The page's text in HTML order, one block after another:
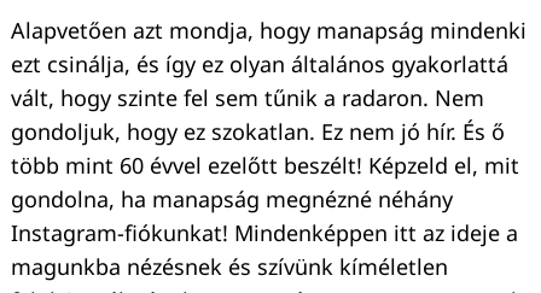
Alapvetően azt mondja, hogy manapság mindenki
ezt csinálja, és így ez olyan általános gyakorlattá
vált, hogy szinte fel sem tűnik a radaron. Nem
gondoljuk, hogy ez szokatlan. Ez nem jó hír. És ő
több mint 60 évvel ezelőtt beszélt! Képzeld el, mit
gondolna, ha manapság megnézné néhány
Instagram-fiókunkat! Mindenképpen itt az ideje a
magunkba nézésnek és szívünk kíméletlen